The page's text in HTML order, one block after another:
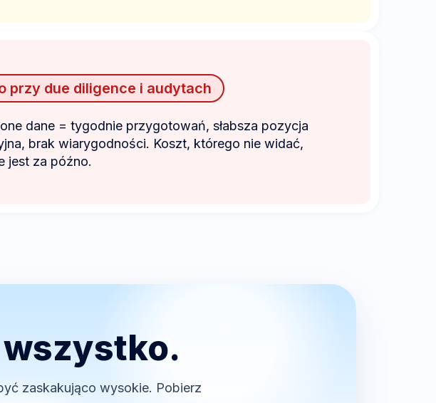
przy due diligence i audytach
dane = tygodnie przygotowań, słabsza pozycja
brak wiarygodności. Koszt, którego nie widać,
jest za późno.
zaskakująco wysokie. Pobierz